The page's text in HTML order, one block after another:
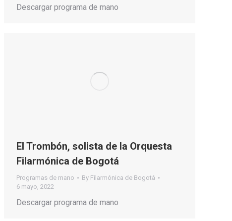
Descargar programa de mano
El Trombón, solista de la Orquesta
Filarmónica de Bogotá
Programas de mano By Filarmónica de Bogotá
6 mayo, 2022
Descargar programa de mano